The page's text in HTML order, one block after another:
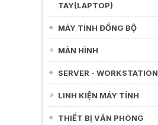
TAY(LAPTOP)
MÁY TÍNH ĐỒNG BỘ
MÀN HÌNH
SERVER - WORKSTATION
LINH KIỆN MÁY TÍNH
THIẾT BỊ VĂN PHÒNG